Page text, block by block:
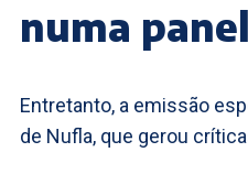
numa
Entretanto, a emissão
de Nufla, que gerou